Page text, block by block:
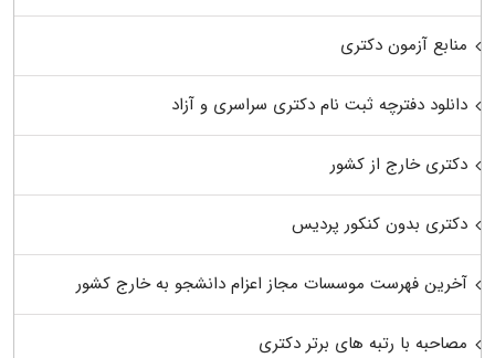
منابع آزمون دکتری
دانلود دفترچه ثبت نام دکتری سراسری و آزاد
دکتری خارج از کشور
دکتری بدون کنکور پردیس
آخرین فهرست موسسات مجاز اعزام دانشجو به خارج کشور
مصاحبه با رتبه های برتر دکتری